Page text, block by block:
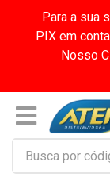
Para a sua
PIX em
Nosso